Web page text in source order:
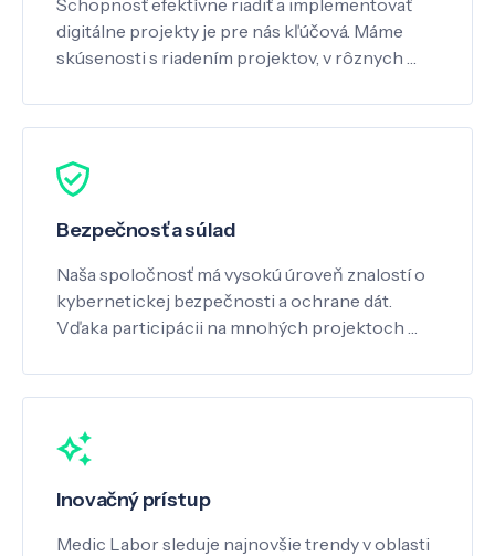
digitálne projekty je pre nás kľúčová. Máme
skúsenosti s riadením projektov, v rôznych …
Bezpečnosť a súlad
Naša spoločnosť má vysokú úroveň znalostí o
kybernetickej bezpečnosti a ochrane dát.
Vďaka participácii na mnohých projektoch …
Inovačný prístup
Medic Labor sleduje najnovšie trendy v oblasti